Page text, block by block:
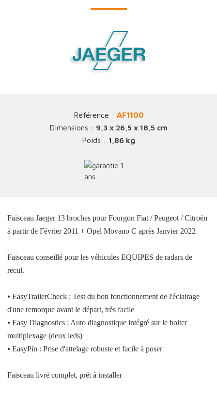
Référence : AF1100
Dimensions : 9,3 x 26,5 x 18,5 cm
Poids : 1,86 kg
Faisceau Jaeger 13 broches pour Fourgon Fiat / Peugeot / Citroën
à partir de Février 2011 + Opel Movano C après Janvier 2022
Faisceau conseillé pour les véhicules EQUIPES de radars de
recul.
⦁ EasyTrailerCheck : Test du bon fonctionnement de l'éclairage
d'une remorque avant le départ, très facile
⦁ Easy Diagnostics : Auto diagnostique intégré sur le boiter
multiplexage (deux leds)
⦁ EasyPin : Prise d'attelage robuste et facile à poser
Faisceau livré complet, prêt à installer